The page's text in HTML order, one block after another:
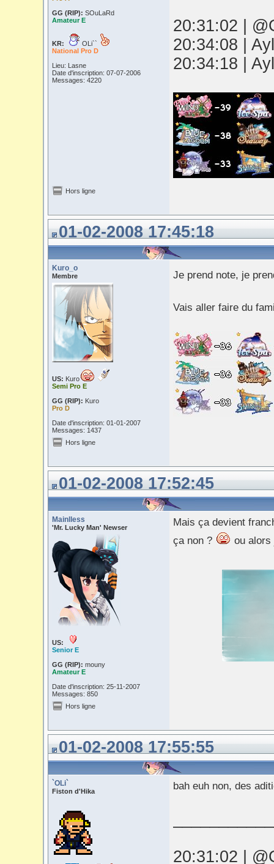
GG (RIP): SOuLaRd
Amateur E
KR:
OLi``
National Pro D
Lieu: Lasne
Date d'inscription: 07-07-2006
Messages: 4220
20:31:02 |
20:34:08 |
20:34:18 |
Hors ligne
01-02-2008 17:45:18
Kuro_o
Membre
US: Kuro
Semi Pro E
GG (RIP): Kuro
Pro D
Date d'inscription: 01-01-2007
Messages: 1437
Je prend note, je
Vais aller faire du
Hors ligne
01-02-2008 17:52:45
Mainlless
'Mr. Lucky Man' Newser
US:
Senior E
GG (RIP): mouny
Amateur E
Date d'inscription: 25-11-2007
Messages: 850
Mais ça devient
ça non ?
ou alors
Hors ligne
01-02-2008 17:55:55
`OLi`
Fiston d'Hika bah euh non, des
20:31:02 |